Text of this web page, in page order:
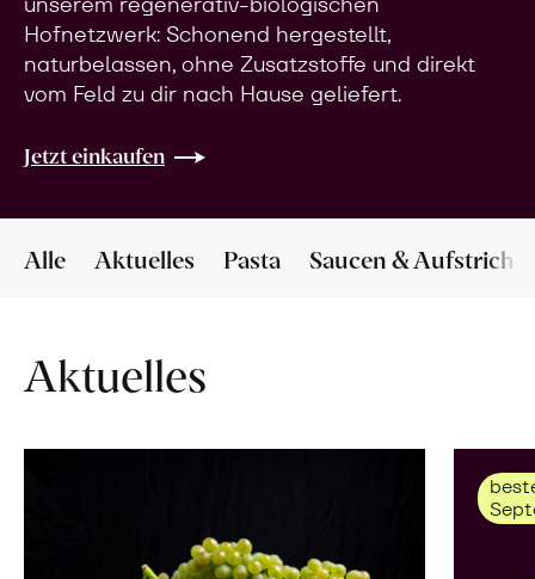
Hofnetzwerk: Schonend hergestellt,
naturbelassen, ohne Zusatzstoffe und direkt
vom Feld zu dir nach Hause geliefert.
Jetzt einkaufen
Alle Aktuelles Pasta Saucen & Aufstriche
Aktuelles